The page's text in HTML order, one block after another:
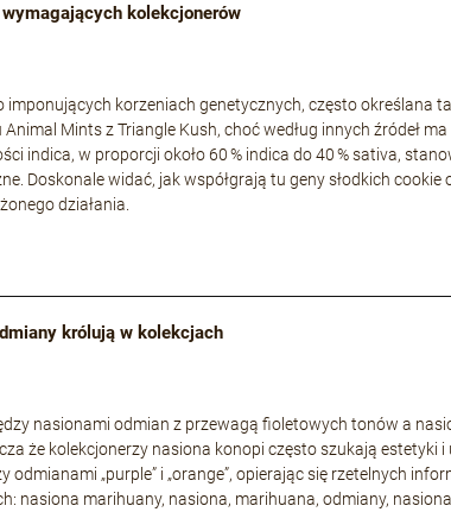
kolekcjonerów
korzeniach genetycznych, często określana
Mints z Triangle Kush, choć według innych źródeł
indica, w proporcji około 60 % indica do 40 % sativa,
Doskonale widać, jak współgrają tu geny słodkich
działania.
królują w kolekcjach
nasionami odmian z przewagą fioletowych tonów a
że kolekcjonerzy nasiona konopi często szukają estetyki
„purple” i „orange”, opierając się rzetelnych
nasiona marihuany, nasiona, marihuana, odmiany,